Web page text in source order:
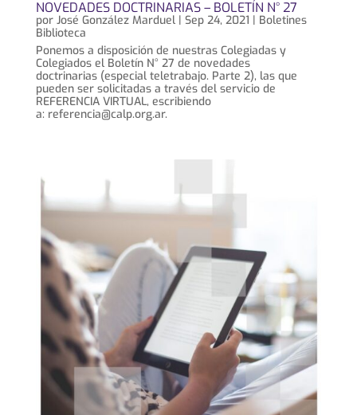
NOVEDADES DOCTRINARIAS – BOLETÍN N° 27
por José González Marduel| Sep 24, 2021 | Boletines
Biblioteca
Ponemos a disposición de nuestras Colegiadas y
Colegiados el Boletín N° 27 de novedades
doctrinarias (especial teletrabajo. Parte 2), las que
pueden ser solicitadas a través del servicio de
REFERENCIA VIRTUAL, escribiendo
a: referencia@calp.org.ar.